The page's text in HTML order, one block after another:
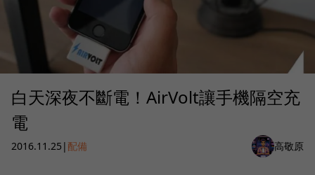
白天深夜不斷電！AirVolt讓手機隔空充
電
2016.11.25 | 配備 高敬原